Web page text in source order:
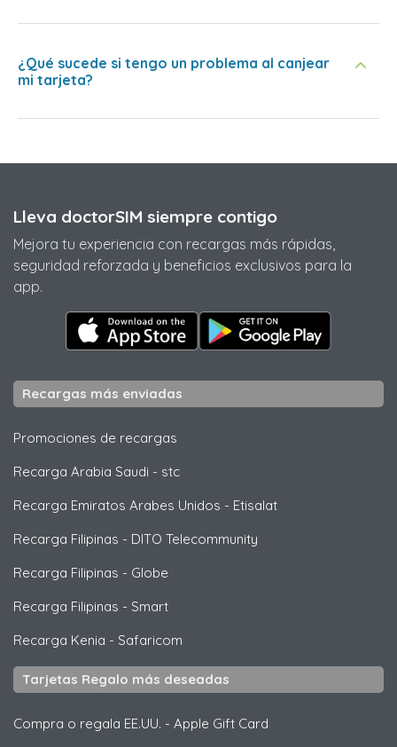
¿Qué sucede si tengo un problema al canjear
mi tarjeta?
Lleva doctorSIM siempre contigo
Mejora tu experiencia con recargas más rápidas,
seguridad reforzada y beneficios exclusivos para la
app.
Recargas más enviadas
Promociones de recargas
Recarga Arabia Saudi - stc
Recarga Emiratos Arabes Unidos - Etisalat
Recarga Filipinas - DITO Telecommunity
Recarga Filipinas - Globe
Recarga Filipinas - Smart
Recarga Kenia - Safaricom
Tarjetas Regalo más deseadas
Compra o regala EE.UU. - Apple Gift Card